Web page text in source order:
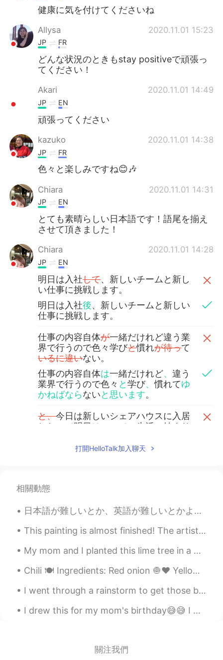
健康に気を付けてくださいね
Allysa 2020.11.01 15:23
JP FR
どんな状況のときもstay positiveで頑張っ
てください！
Akari 2020.11.01 14:49
JP EN
頑張ってください
kazuko 2020.11.01 14:38
JP FR
色々と楽しみですね😊🎶
Chiara 2020.11.01 14:31
JP EN
とても素晴らしい日本語です！語尾を揃え
させて頂きました！
Chiara 2020.11.01 14:28
JP EN
明日は入社して、新しいチームと新し
い仕事に挑戦します。
明日は入社後、新しいチームと新しい
仕事に挑戦します。
仕事の内容自体が一緒だけれど違う業
界で行うので色々学びと慣れが待って
いるに違いない。
仕事の内容自体は一緒だけれど、違う
業界で行うので色々 と学び、慣れてゆ
かねばならないと思います。
と、今日は新しいシェアハウスに入居
したので明日 は
ここでの生活の始まり
今日は、新しいシェアハウスに
場所
いくらい広くて、綺麗でお洒落です。
いくらい広くて、綺麗でお洒落です。
今日までここに誰もいなかったです。
今日までここには誰も住んでいなかっ
です。
で特にテラスハウスと似てる感じです
特にテラスハウスと似てる感じで
打開HelloTalk加入聊天
相關動態
日本語が難しいとか、英語が難しいとかよく聞くけど、言語って難しくも簡単でもない。慣れだけだ、慣れ。使えばどんどん当たり前になってく。俺にとって必要がない英語は、使わないからこそ頭に入ってこない。...
This painting is almost finished! The artist provided me with these photos to show us the progres...
My mom and I planted this lime tree in a pot. I'm excited to see how it looks in a couple of week...
Chili 🍽 Ingredients: Red onion 🧅♥️ Yellow onion 🧅💛 Serrano peppers 🌶 Garlic cloves 🧄 Olive oil...
I went through a rainstorm to get those bagels as it was their 100th years anniversary. Fairmount...
I drew this for my mom's birthday😅😅 I was using watercolour pencils...i really kept messing up.....
關注我們